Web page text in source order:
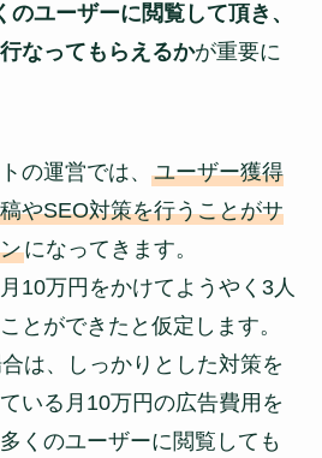
のユーザーに閲覧して頂き、
なってもらえるかが重要に
の運営では、 ユーザー獲得
やSEO対策を行うことがサ
になってきます。
10万円をかけてようやく3人
とができたと仮定します。
は、しっかりとした対策を
いる月10万円の広告費用を
くのユーザーに閲覧しても